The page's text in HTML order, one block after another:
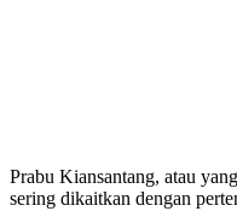
Prabu Kiansantang, atau
sering dikaitkan dengan